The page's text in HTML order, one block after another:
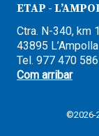
ETAP -
Ctra. N-340, km
43895 L’Ampolla
Tel. 977 470 586
Com arribar
©2026-